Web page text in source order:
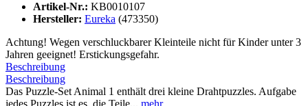
Artikel-Nr.: KB0010107
Hersteller: Eureka (473350)
Achtung! Wegen verschluckbarer Kleinteile nicht für Kinder unter 3
Jahren geeignet! Erstickungsgefahr.
Beschreibung
Beschreibung
Das Puzzle-Set Animal 1 enthält drei kleine Drahtpuzzles. Aufgabe